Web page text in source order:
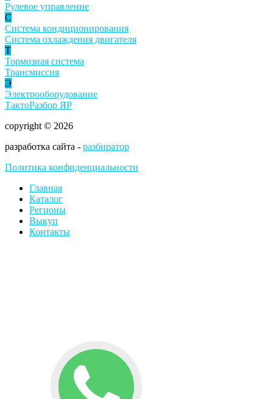
Рулевое управление
С
Система кондиционирования
Система охлаждения двигателя
Т
Тормозная система
Трансмиссия
Э
Электрооборудование
ТактоРазбор ЯР
copyright © 2026
разработка сайта - разбиратор
Политика конфиденциальности
Главная
Каталог
Регионы
Выкуп
Контакты